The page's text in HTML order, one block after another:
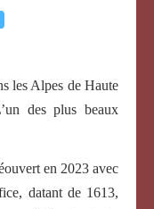
les Alpes de Haute
des plus beaux
en 2023 avec
datant de 1613,